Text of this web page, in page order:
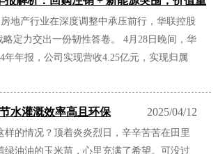
地产行业在深度调整中承压前行，华联控股
略定力交出一份韧性答卷。 4月28日晚间，华
年年报，公司实现营收4.25亿元，实现归属
水灌溉效率高且环保 2025/04/12
样的情况？顶着炎炎烈日，辛辛苦苦在田里
绿油油的玉米苗，心里充满了希望。可没过